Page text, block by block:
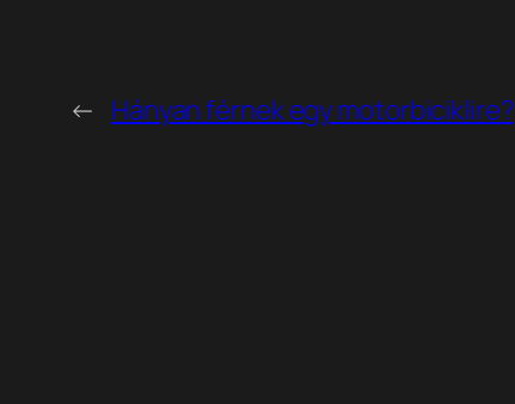
← Hányan férnek egy motorbiciklire?